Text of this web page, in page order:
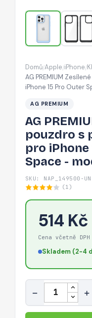
Domů/Apple/iPhone/
AG PREMIUM
iPhone 15 Pro Outer
AG PREMIUM
AG
pouzdro s
pro iPhone
Space -
SKU: NAP_149500-
(1)
514 Kč
Cena včetně
Skladem (2-4
Množství
− +